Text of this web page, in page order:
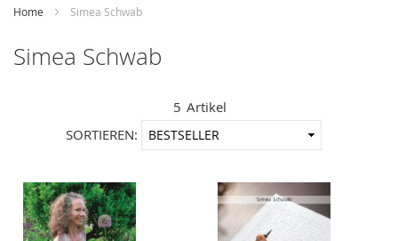
Home Simea Schwab
Simea Schwab
5 Artikel
SORTIEREN: